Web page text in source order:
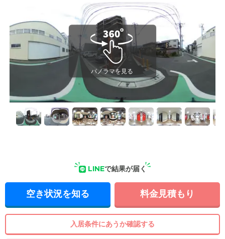
LINEで結果が届く
空き状況を知る 料金見積もり
入居条件にあうか確認する